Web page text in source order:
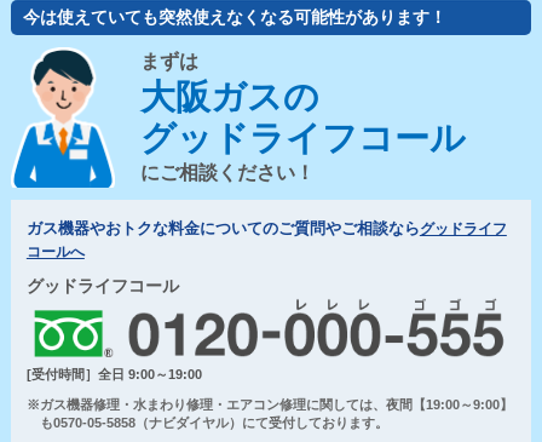
今は使えていても突然使えなくなる可能性があります！
まずは
大阪ガスの
グッドライフコール
にご相談ください！
ガス機器やおトクな料金についてのご質問やご相談ならグッドライフ
コールへ
グッドライフコール
[受付時間］全日 9:00～19:00
※ガス機器修理・水まわり修理・エアコン修理に関しては、夜間【19:00～9:00】
も0570-05-5858（ナビダイヤル）にて受付しております。